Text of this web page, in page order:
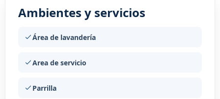
Ambientes y servicios
Área de lavandería
Area de servicio
Parrilla